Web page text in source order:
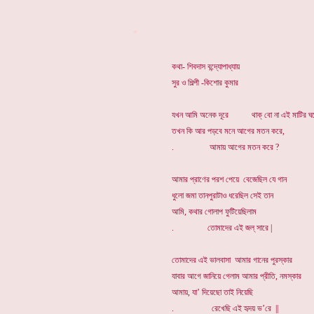
কথা- শিবদাস বন্দ্যোপাধ্যায়
সুর ও শিল্পী -কিশোর কুমার
যখন আমি অনেক দূরে থাক্ বো না এই মাটির
তখন কি আর পড়বে মনে আগের মতন করে,
. আমায় আগের মতন করে ?
আমার প্রাণের পরশ পেয়ে বেজেছিল যে গান
ধুলো জমা তানপুরাটাও ধরেছিল সেই তান
আমি, কথার গোলাপ ফুটিয়েছিলাম
. তোমাদের এই জল্ সারে |
তোমাদের এই ভালবাসা আমার গানের পুরস্কার
যাবার আগে জানিয়ে গেলাম আমার প্রীতি, নমস্কার
আমায়, যা’ দিয়েছো তাই নিয়েছি
. রেখেছি এই হৃদয় ভ’রে ||